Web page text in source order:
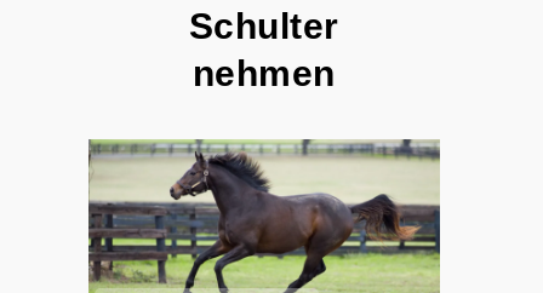
Schulter
nehmen